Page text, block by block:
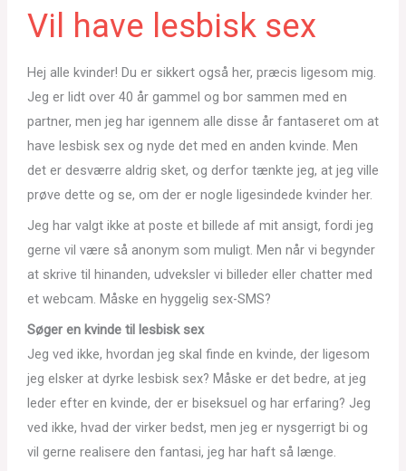
Vil have lesbisk sex
Hej alle kvinder! Du er sikkert også her, præcis ligesom mig.
Jeg er lidt over 40 år gammel og bor sammen med en
partner, men jeg har igennem alle disse år fantaseret om at
have lesbisk sex og nyde det med en anden kvinde. Men
det er desværre aldrig sket, og derfor tænkte jeg, at jeg ville
prøve dette og se, om der er nogle ligesindede kvinder her.
Jeg har valgt ikke at poste et billede af mit ansigt, fordi jeg
gerne vil være så anonym som muligt. Men når vi begynder
at skrive til hinanden, udveksler vi billeder eller chatter med
et webcam. Måske en hyggelig sex-SMS?
Søger en kvinde til lesbisk sex
Jeg ved ikke, hvordan jeg skal finde en kvinde, der ligesom
jeg elsker at dyrke lesbisk sex? Måske er det bedre, at jeg
leder efter en kvinde, der er biseksuel og har erfaring? Jeg
ved ikke, hvad der virker bedst, men jeg er nysgerrigt bi og
vil gerne realisere den fantasi, jeg har haft så længe.